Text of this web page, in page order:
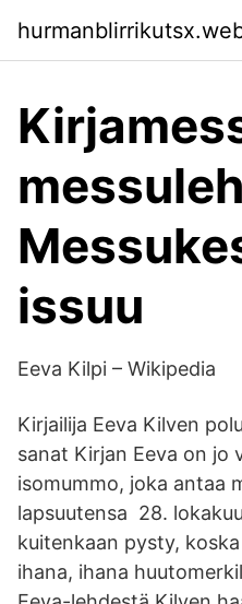
issuu
Eeva Kilpi – Wikipedia
Kirjailija Eeva Kilven
sanat Kirjan Eeva on jo
isomummo, joka antaa
lapsuutensa 28.
kuitenkaan pysty,
ihana, ihana